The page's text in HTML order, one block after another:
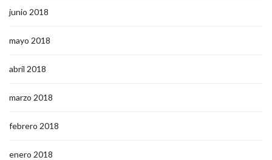
junio 2018
mayo 2018
abril 2018
marzo 2018
febrero 2018
enero 2018